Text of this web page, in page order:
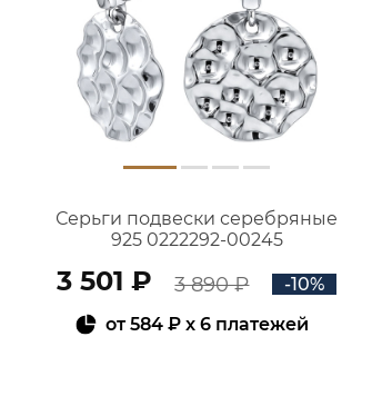
Серьги подвески серебряные
925 0222292-00245
3 501 ₽ 3 890 ₽
-10%
от584 ₽ x 6 платежей